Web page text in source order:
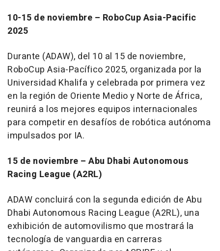
10-15 de noviembre – RoboCup Asia-Pacific
2025
Durante (ADAW), del 10 al 15 de noviembre,
RoboCup Asia-Pacífico 2025, organizada por la
Universidad Khalifa y celebrada por primera vez
en la región de Oriente Medioy Norte de África,
reunirá a los mejores equipos internacionales
para competir en desafíos de robótica autónoma
impulsados por IA.
15 de noviembre – Abu Dhabi Autonomous
Racing League (A2RL)
ADAW concluirá con la segunda edición de Abu
Dhabi Autonomous Racing League (A2RL), una
exhibición de automovilismo que mostrará la
tecnología de vanguardia en carreras